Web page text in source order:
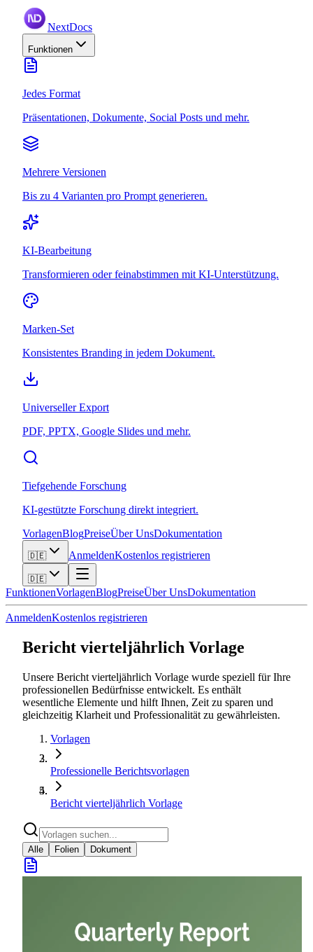
NextDocs
Funktionen
Jedes Format
Präsentationen, Dokumente, Social Posts und mehr.
Mehrere Versionen
Bis zu 4 Varianten pro Prompt generieren.
KI-Bearbeitung
Transformieren oder feinabstimmen mit KI-Unterstützung.
Marken-Set
Konsistentes Branding in jedem Dokument.
Universeller Export
PDF, PPTX, Google Slides und mehr.
Tiefgehende Forschung
KI-gestützte Forschung direkt integriert.
VorlagenBlogPreiseÜber UnsDokumentation
🇩🇪 AnmeldenKostenlos registrieren
🇩🇪
FunktionenVorlagenBlogPreiseÜber UnsDokumentation
AnmeldenKostenlos registrieren
Bericht vierteljährlich Vorlage
Unsere Bericht vierteljährlich Vorlage wurde speziell für Ihre
professionellen Bedürfnisse entwickelt. Es enthält
wesentliche Elemente und hilft Ihnen, Zeit zu sparen und
gleichzeitig Klarheit und Professionalität zu gewährleisten.
Vorlagen
Professionelle Berichtsvorlagen
Bericht vierteljährlich Vorlage
Alle Folien Dokument